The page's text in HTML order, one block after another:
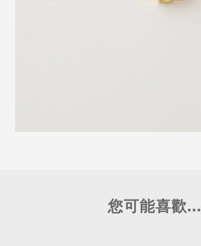
您可能喜歡...